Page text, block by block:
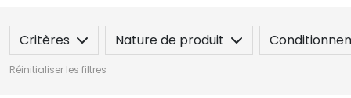
Critères Nature de produit
Réinitialiser les filtres